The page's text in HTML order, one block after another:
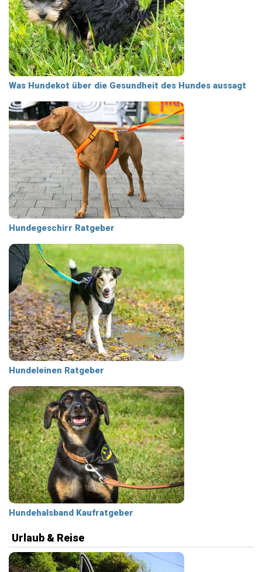
Was Hundekot über die Gesundheit des Hundes aussagt
Hundegeschirr Ratgeber
Hundeleinen Ratgeber
Hundehalsband Kaufratgeber
Urlaub & Reise